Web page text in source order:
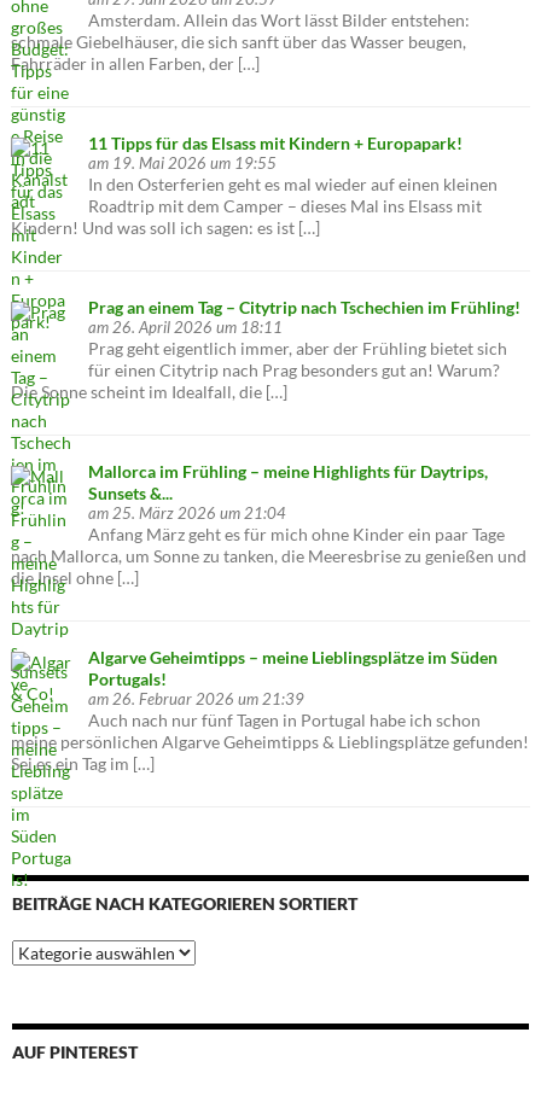
Amsterdam. Allein das Wort lässt Bilder entstehen:
schmale Giebelhäuser, die sich sanft über das Wasser beugen,
Fahrräder in allen Farben, der […]
11 Tipps für das Elsass mit Kindern + Europapark!
am 19. Mai 2026 um 19:55
In den Osterferien geht es mal wieder auf einen kleinen
Roadtrip mit dem Camper – dieses Mal ins Elsass mit
Kindern! Und was soll ich sagen: es ist […]
Prag an einem Tag – Citytrip nach Tschechien im Frühling!
am 26. April 2026 um 18:11
Prag geht eigentlich immer, aber der Frühling bietet sich
für einen Citytrip nach Prag besonders gut an! Warum?
Die Sonne scheint im Idealfall, die […]
Mallorca im Frühling – meine Highlights für Daytrips,
Sunsets &...
am 25. März 2026 um 21:04
Anfang März geht es für mich ohne Kinder ein paar Tage
nach Mallorca, um Sonne zu tanken, die Meeresbrise zu genießen und
die Insel ohne […]
Algarve Geheimtipps – meine Lieblingsplätze im Süden
Portugals!
am 26. Februar 2026 um 21:39
Auch nach nur fünf Tagen in Portugal habe ich schon
meine persönlichen Algarve Geheimtipps & Lieblingsplätze gefunden!
Sei es ein Tag im […]
BEITRÄGE NACH KATEGORIEREN SORTIERT
Beiträge
nach
AUF PINTEREST